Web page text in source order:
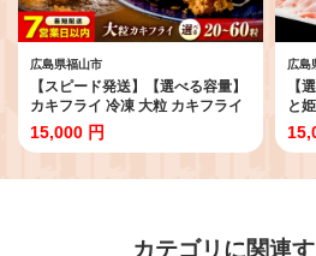
広島県福山市
【スピード発送】【選べる容量】
カキフライ 冷凍 大粒 カキフライ
広島県産 冷凍カキフライ 広島牡
蠣 牡蠣 かき カキ 揚げ物 フライ
内海 海の幸 広島県産 特産品 産地
品 福山グルメ 人気 おすすめ おい
15,000 円
広島
【
と
豚
に
ロ
カテゴリに関連